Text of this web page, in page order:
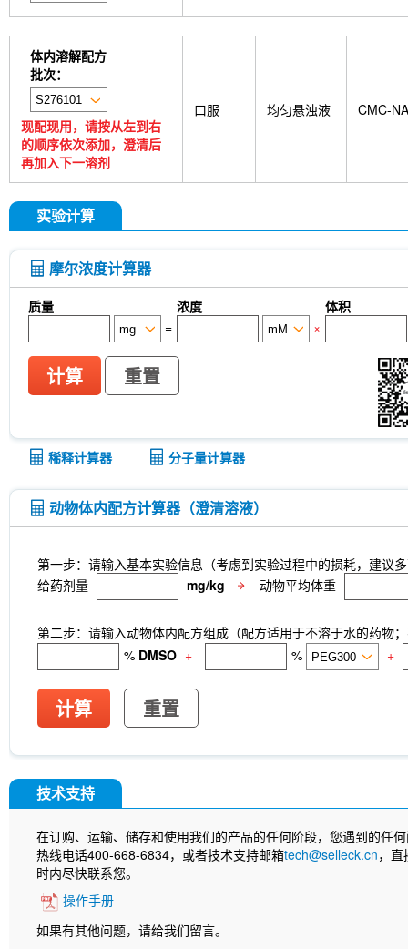
体内溶解配方
批次：
现配现用，请按从左到右
的顺序依次添加，澄清后
再加入下一溶剂
口服 均匀悬浊液 CMC-NA
实验计算
摩尔浓度计算器
质量 浓度
体积
=
×
计算 重置
稀释计算器 分子量计算器
动物体内配方计算器（澄清溶液）
第一步：请输入基本实验信息（考虑到实验过程中的损耗，建议
给药剂量
mg/kg 动物平均体重
第二步：请输入动物体内配方组成（配方适用于不溶于水的药物
% DMSO + % +
计算 重置
技术支持
在订购、运输、储存和使用我们的产品的任何阶段，您遇到的任
热线电话400-668-6834，或者技术支持邮箱tech@selleck.cn，
时内尽快联系您。
操作手册
如果有其他问题，请给我们留言。